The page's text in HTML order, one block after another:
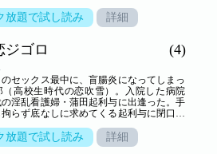
いた。正志の父の覚悟を試した恋吹雪
居打って彼と観月を結びつける。「第十
十四話 仏壇返し」「第十五話 原石」
話 喪失」「第十七話 悪童」を収録。
放題で試し読み 詳細
ジゴロ (4)
セックス最中に、盲腸炎になってしまっ
（高校生時代の恋吹雪）。入院した病院
淫乱看護婦・蒲田起利与に出逢った。手
らず底なしに求めてくる起利与に閉口す
きたのだと諌める。彼を相撲にスカウト
も、相撲の三番稽古に例えて、相手が音
放題で試し読み 詳細